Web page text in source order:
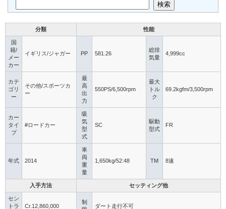
分類 性能
国
籍/
メー
カー
イギリス/ジャガー PP 581.26
総排
気量
4,999cc
カテ
ゴリ
ー
その他/スポーツカ
ー
最
高
出
力
550PS/6,500rpm
最大
トル
ク
69.2kgfm/3,500rpm
カー
タイ
プ
#ロードカー
吸
気
型
式
SC
駆動
型式
FR
年式 2014
車
両
重
量
1,650kg/52:48 TM 8速
入手方法 セッティング他
セン
トラ
Cr.12,860,000
制
ダート走行不可